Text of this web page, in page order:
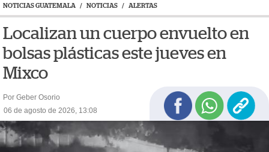
NOTICIAS GUATEMALA / NOTICIAS / ALERTAS
Localizan un cuerpo envuelto en
bolsas plásticas este jueves en
Mixco
Por Geber Osorio
06 de agosto de 2026, 13:08